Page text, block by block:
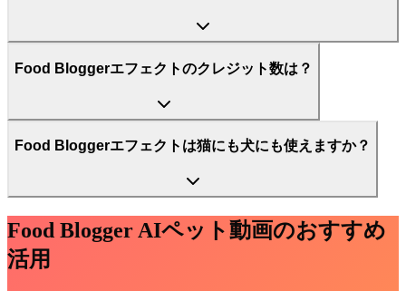
Food Bloggerエフェクトのクレジット数は？
Food Bloggerエフェクトは猫にも犬にも使えますか？
Food Blogger AIペット動画のおすすめ
活用